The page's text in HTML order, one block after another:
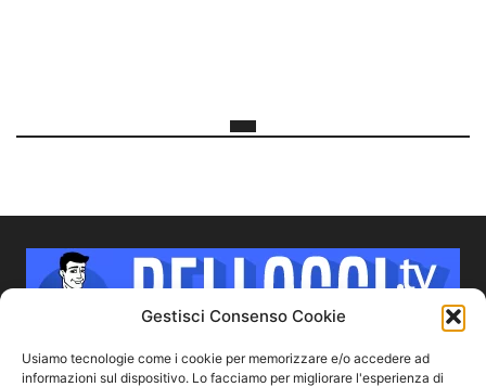
Gestisci Consenso Cookie
Usiamo tecnologie come i cookie per memorizzare e/o accedere ad
informazioni sul dispositivo. Lo facciamo per migliorare l'esperienza di